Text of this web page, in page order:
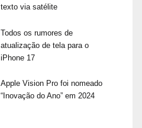
texto via satélite
Todos os rumores de
atualização de tela para o
iPhone 17
Apple Vision Pro foi nomeado
“Inovação do Ano” em 2024